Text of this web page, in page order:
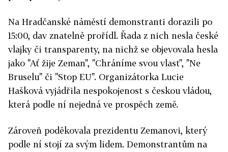
Na Hradčanské náměstí demonstranti dorazili po
15:00, dav znatelně prořídl. Řada z nich nesla české
vlajky či transparenty, na nichž se objevovala hesla
jako "Ať žije Zeman", "Chráníme svou vlast", "Ne
Bruselu" či "Stop EU". Organizátorka Lucie
Hašková vyjádřila nespokojenost s českou vládou,
která podle ní nejedná ve prospěch země.
Zároveň poděkovala prezidentu Zemanovi, který
podle ní stojí za svým lidem. Demonstrantům na